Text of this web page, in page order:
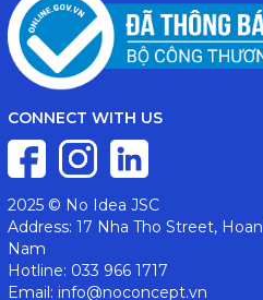
CONNECT WITH US
2025 © No Idea JSC
Address: 17 Nha Tho Street,
Nam
Hotline: 033 966 1717
Email: info@noconcept.vn